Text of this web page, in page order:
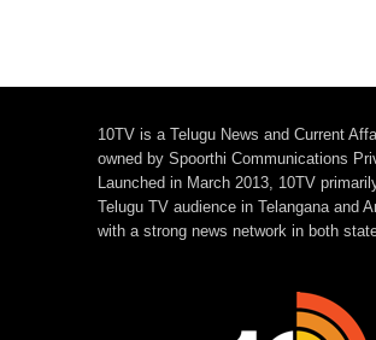
10TV is a Telugu News and Current
owned by Spoorthi Communications
Launched in March 2013, 10TV
Telugu TV audience in Telangana and
with a strong news network in both